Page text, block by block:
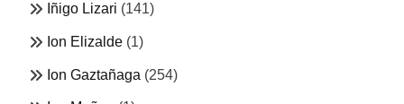
Iñigo Lizari (141)
Ion Elizalde (1)
Ion Gaztañaga (254)